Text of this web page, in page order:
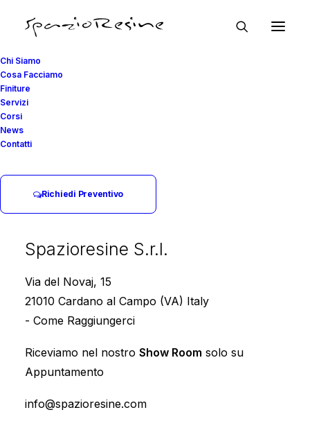
Chi Siamo
Cosa Facciamo
Finiture
Servizi
Corsi
News
Contatti
Richiedi Preventivo
Spazioresine S.r.l.
Via del Novaj, 15
21010 Cardano al Campo (VA) Italy
- Come Raggiungerci
Riceviamo nel nostro Show Room solo su
Appuntamento
info@spazioresine.com
Resina multistrato